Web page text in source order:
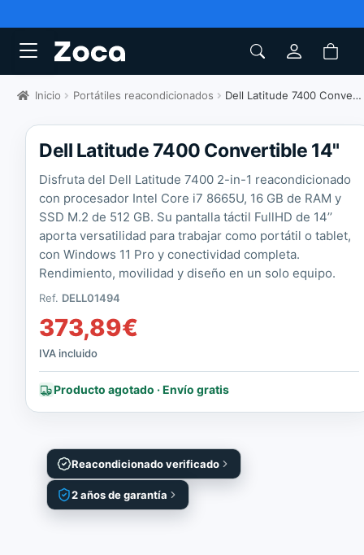
Inicio Portátiles reacondicionados Dell Latitude 7400 Convertible 14"
Reacondicionado verificado
2 años de garantía
Dell Latitude 7400 Convertible 14"
Disfruta del Dell Latitude 7400 2-in-1 reacondicionado
con procesador Intel Core i7 8665U, 16 GB de RAM y
SSD M.2 de 512 GB. Su pantalla táctil FullHD de 14’’
aporta versatilidad para trabajar como portátil o tablet,
con Windows 11 Pro y conectividad completa.
Rendimiento, movilidad y diseño en un solo equipo.
Ref. DELL01494
373,89€
IVA incluido
Producto agotado · Envío gratis